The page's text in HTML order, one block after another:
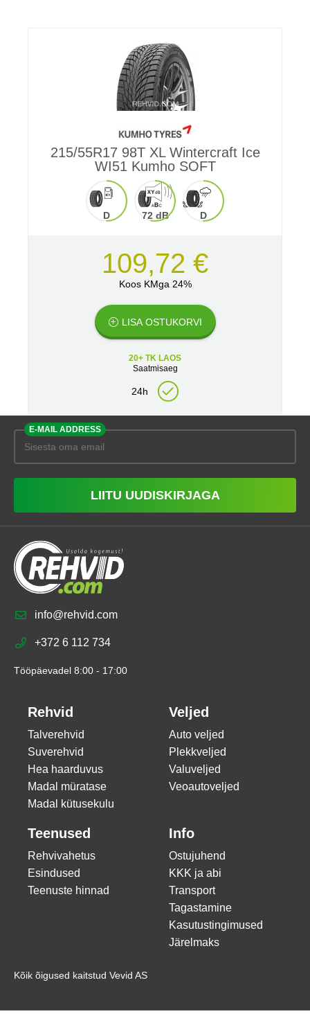
215/55R17 98T XL Wintercraft Ice
WI51 Kumho SOFT
D 72 dB D
109,72 €
Koos KMga 24%
LISA OSTUKORVI
20+ TK LAOS
Saatmisaeg
24h
E-MAIL ADDRESS
LIITU UUDISKIRJAGA
info@rehvid.com
+372 6 112 734
Tööpäevadel 8:00 - 17:00
Rehvid
Talverehvid
Suverehvid
Hea haarduvus
Madal müratase
Madal kütusekulu
Veljed
Auto veljed
Plekkveljed
Valuveljed
Veoautoveljed
Teenused
Rehvivahetus
Esindused
Teenuste hinnad
Info
Ostujuhend
KKK ja abi
Transport
Tagastamine
Kasutustingimused
Järelmaks
Kõik õigused kaitstud Vevid AS